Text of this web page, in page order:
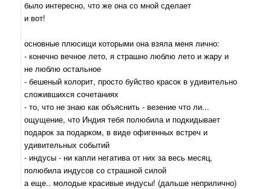
было интересно, что же она со мной сделает
и вот!
основные плюсищи которыми она взяла меня лично:
- конечно вечное лето, я страшно люблю лето и жару и
не люблю остальное
- бешеный колорит, просто буйство красок в удивительно
сложившихся сочетаниях
- то, что не знаю как объяснить - везение что ли...
ощущение, что Индия тебя полюбила и подкидывает
подарок за подарком, в виде офигенных встреч и
удивительных событий
- индусы - ни капли негатива от них за весь месяц,
полюбила индусов со страшной силой
а еще.. молодые красивые индусы! (дальше неприлично)